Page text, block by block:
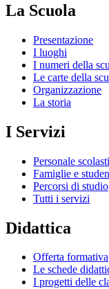
La Scuola
Presentazione
I luoghi
I numeri della
Le carte della
Organizzazione
La storia
I Servizi
Personale
Famiglie e
Percorsi di studio
Tutti i servizi
Didattica
Offerta formativa
Le schede
I progetti delle